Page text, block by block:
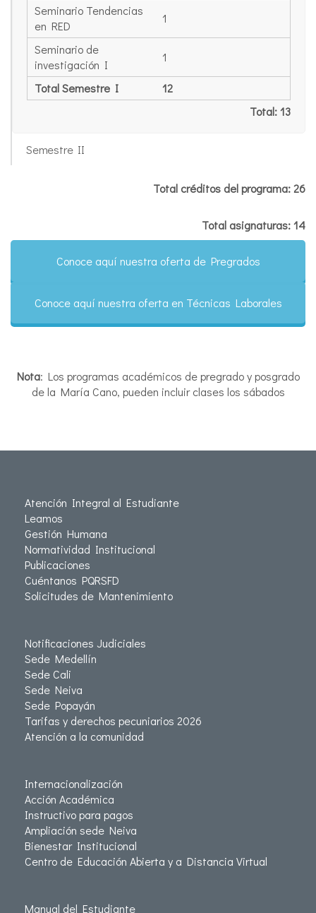
Seminario Tendencias
en RED
1
Seminario de
investigación I
1
Total Semestre I
12
Total: 13
Semestre II
Total créditos del programa: 26
Total asignaturas: 14
Conoce aquí nuestra oferta de Pregrados
Conoce aquí nuestra oferta en Técnicas Laborales
Nota: Los programas académicos de pregrado y posgrado
de la María Cano, pueden incluir clases los sábados
Atención Integral al Estudiante
Leamos
Gestión Humana
Normatividad Institucional
Publicaciones
Cuéntanos PQRSFD
Solicitudes de Mantenimiento
Notificaciones Judiciales
Sede Medellín
Sede Cali
Sede Neiva
Sede Popayán
Tarifas y derechos pecuniarios 2026
Atención a la comunidad
Internacionalización
Acción Académica
Instructivo para pagos
Ampliación sede Neiva
Bienestar Institucional
Centro de Educación Abierta y a Distancia Virtual
Manual del Estudiante